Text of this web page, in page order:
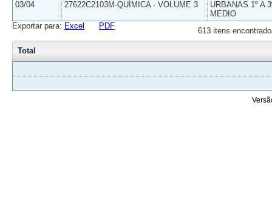
03/04 27622C2103M-QUÍMICA - VOLUME 3
URBANAS 1º A
MEDIO
613 itens
Exportar para: Excel PDF
Total